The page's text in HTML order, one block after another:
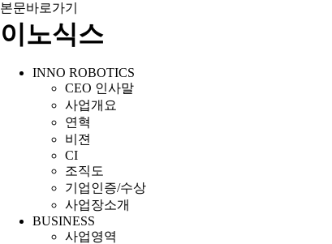
본문바로가기
이노식스
INNO ROBOTICS
CEO 인사말
사업개요
연혁
비젼
CI
조직도
기업인증/수상
사업장소개
BUSINESS
사업영역